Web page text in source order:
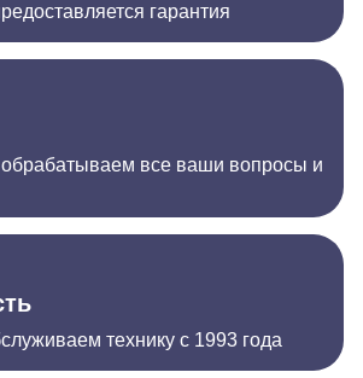
гарантия
все ваши вопросы и
технику с 1993 года